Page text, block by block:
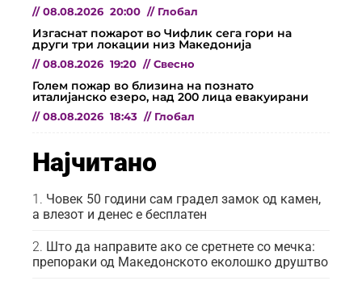
// 08.08.2026 20:00 // Глобал
Изгаснат пожарот во Чифлик сега гори на
други три локации низ Македонија
// 08.08.2026 19:20 // Свесно
Голем пожар во близина на познато
италијанско езеро, над 200 лица евакуирани
// 08.08.2026 18:43 // Глобал
Најчитано
Човек 50 години сам градел замок од камен,
а влезот и денес е бесплатен
Што да направите ако се сретнете со мечка:
препораки од Македонското еколошко друштво